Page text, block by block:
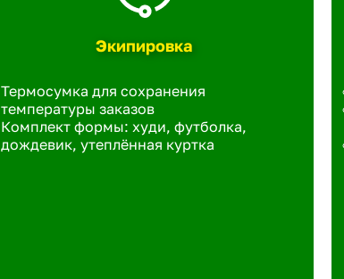
Экипировка
Термосумка для сохранения
температуры заказов
Комплект формы: худи, футболка,
дождевик, утеплённая куртка